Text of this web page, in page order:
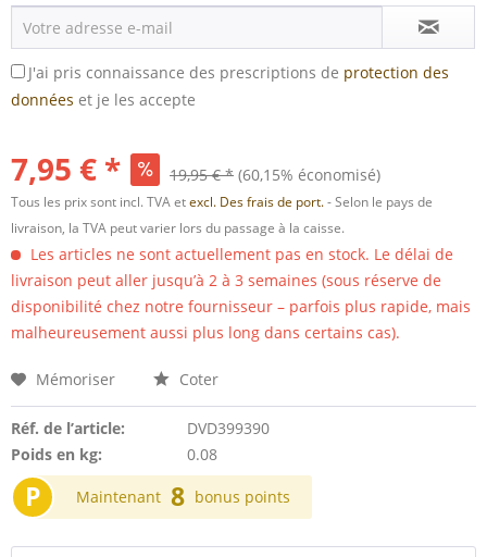
J'ai pris connaissance des prescriptions de protection des
données et je les accepte
7,95 € * 19,95 € * (60,15% économisé)
Tous les prix sont incl. TVA etexcl. Des frais de port.- Selon le pays de
livraison, la TVA peut varier lors du passage à la caisse.
Les articles ne sont actuellement pas en stock. Le délai de
livraison peut aller jusqu’à 2 à 3 semaines (sous réserve de
disponibilité chez notre fournisseur – parfois plus rapide, mais
malheureusement aussi plus long dans certains cas).
Mémoriser Coter
Réf. de l’article:
DVD399390
Poids en kg:
0.08
P Maintenant 8 bonus points